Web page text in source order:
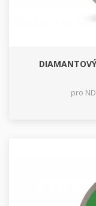
pro